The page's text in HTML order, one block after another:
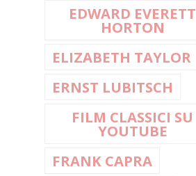
EDWARD EVERETT
HORTON
ELIZABETH TAYLOR
ERNST LUBITSCH
FILM CLASSICI SU
YOUTUBE
FRANK CAPRA